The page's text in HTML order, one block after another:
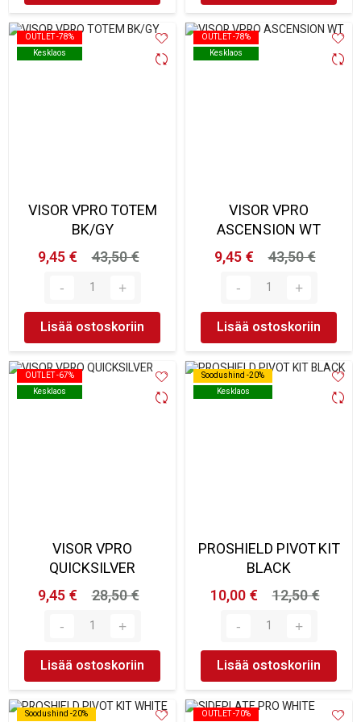
OUTLET -78%
Kesklaos
OUTLET -78%
Kesklaos
VISOR VPRO TOTEM
BK/GY
9,45 €
43,50 €
Lisää ostoskoriin
OUTLET -78%
Kesklaos
OUTLET -78%
Kesklaos
VISOR VPRO
ASCENSION WT
9,45 €
43,50 €
Lisää ostoskoriin
OUTLET -67%
Kesklaos
OUTLET -67%
Kesklaos
VISOR VPRO
QUICKSILVER
9,45 €
28,50 €
Lisää ostoskoriin
Soodushind -20%
Kesklaos
Soodushind -20%
Kesklaos
PROSHIELD PIVOT KIT
BLACK
10,00 €
12,50 €
Lisää ostoskoriin
Soodushind -20%
Soodushind -20% OUTLET -70%
OUTLET -70%